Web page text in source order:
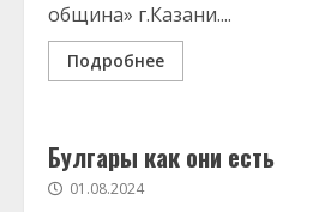
община» г.Казани....
Подробнее
Булгары как они есть
01.08.2024